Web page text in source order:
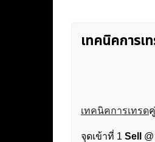
เทคนิคการ
เทคนิคการเทรด
จุดเข้าที่ 1 Sell